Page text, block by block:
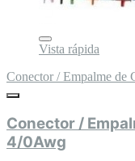
Vista rápida
Conector / Empalme de
Conector /
4/0Awg